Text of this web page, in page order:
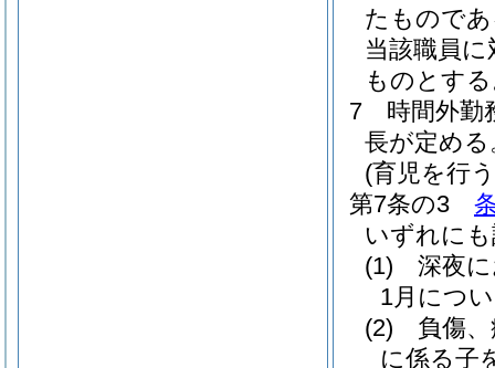
たもので
当該職員
ものとす
7
時間外勤
長が定める
(育児を行
第7条の3
いずれに
(1)
深夜
1月につ
(2)
負傷
に係る子